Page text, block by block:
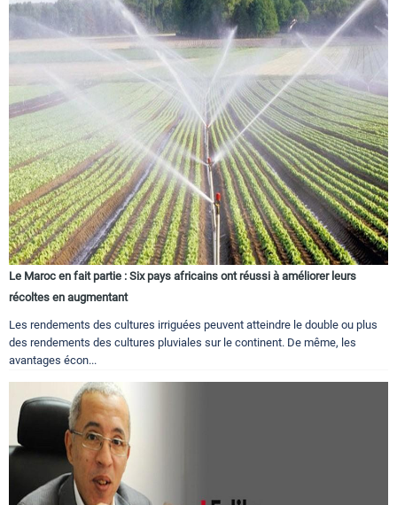
Le Maroc en fait partie : Six pays africains ont réussi à améliorer leurs
récoltes en augmentant
Les rendements des cultures irriguées peuvent atteindre le double ou plus
des rendements des cultures pluviales sur le continent. De même, les
avantages écon...